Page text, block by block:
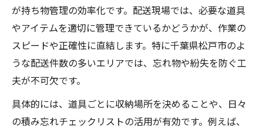
が持ち物管理の効率化です。配送現場では、必要な道具
やアイテムを適切に管理できているかどうかが、作業の
スピードや正確性に直結します。特に千葉県松戸市のよ
うな配送件数の多いエリアでは、忘れ物や紛失を防ぐ工
夫が不可欠です。
具体的には、道具ごとに収納場所を決めることや、日々
の積み忘れチェックリストの活用が有効です。例えば、